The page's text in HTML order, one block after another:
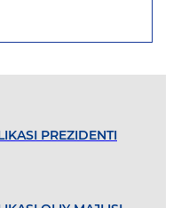
PREZIDENTI